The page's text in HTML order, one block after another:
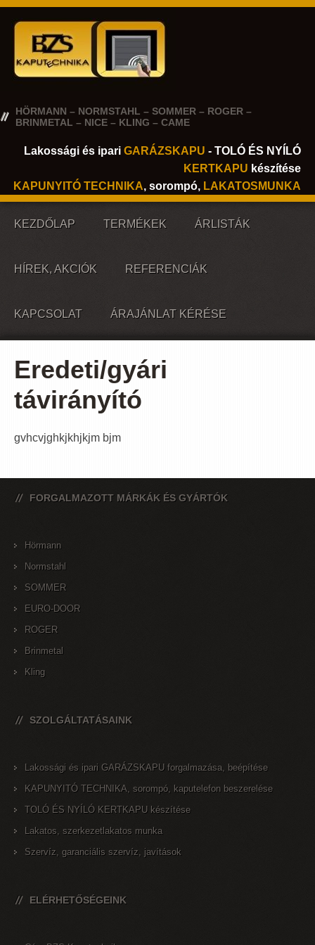
HÖRMANN – NORMSTAHL – SOMMER – ROGER –
BRINMETAL – NICE – KLING – CAME
Lakossági és ipari GARÁZSKAPU - TOLÓ ÉS NYÍLÓ
KERTKAPU készítése
KAPUNYITÓ TECHNIKA, sorompó, LAKATOSMUNKA
KEZDŐLAP TERMÉKEK ÁRLISTÁK
HÍREK, AKCIÓK REFERENCIÁK
KAPCSOLAT ÁRAJÁNLAT KÉRÉSE
Eredeti/gyári
távirányító
gvhcvjghkjkhjkjm bjm
FORGALMAZOTT MÁRKÁK ÉS GYÁRTÓK
Hörmann
Normstahl
SOMMER
EURO-DOOR
ROGER
Brinmetal
Kling
SZOLGÁLTATÁSAINK
Lakossági és ipari GARÁZSKAPU forgalmazása, beépítése
KAPUNYITÓ TECHNIKA, sorompó, kaputelefon beszerelése
TOLÓ ÉS NYÍLÓ KERTKAPU készítése
Lakatos, szerkezetlakatos munka
Szervíz, garanciális szervíz, javítások
ELÉRHETŐSÉGEINK